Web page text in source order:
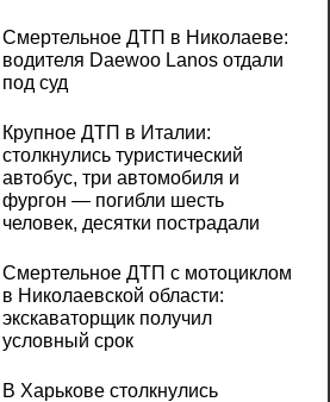
Смертельное ДТП в Николаеве:
водителя Daewoo Lanos отдали
под суд
Крупное ДТП в Италии:
столкнулись туристический
автобус, три автомобиля и
фургон — погибли шесть
человек, десятки пострадали
Смертельное ДТП с мотоциклом
в Николаевской области:
экскаваторщик получил
условный срок
В Харькове столкнулись